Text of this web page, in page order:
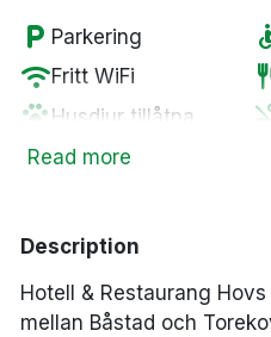
local_parking Parkering
wifiFritt WiFi
pets Husdjur tillåtna
tvSmart-TV
checkroom Morgonrock &
tofflor
Read more
Description
Hotell & Restaurang
mellan Båstad och